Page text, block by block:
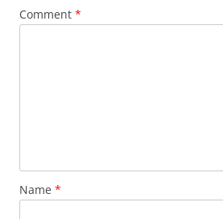
Comment *
Name *